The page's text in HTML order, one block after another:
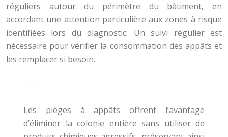
réguliers autour du périmètre du bâtiment, en
accordant une attention particulière aux zones à risque
identifiées lors du diagnostic. Un suivi régulier est
nécessaire pour vérifier la consommation des appâts et
les remplacer si besoin.
Les pièges à appâts offrent l’avantage
d’éliminer la colonie entière sans utiliser de